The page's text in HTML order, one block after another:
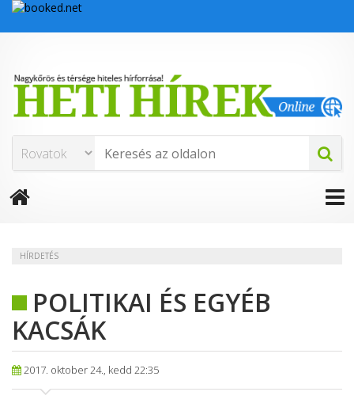
HÍRDETÉS
POLITIKAI ÉS EGYÉB
KACSÁK
2017. oktober 24., kedd 22:35